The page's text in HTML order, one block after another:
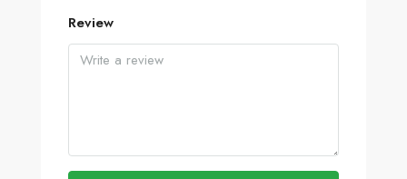
Review